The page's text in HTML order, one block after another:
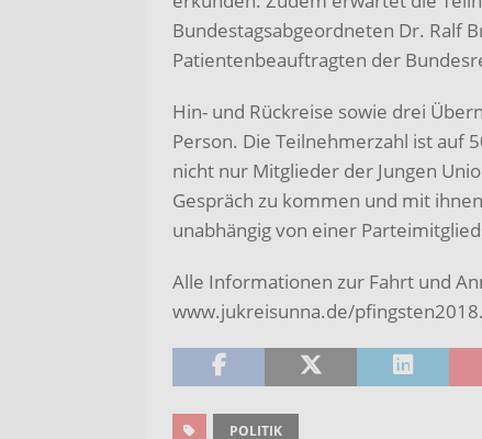
Bundestagsabgeordneten Dr. Ralf
Patientenbeauftragten der
Hin- und Rückreise sowie drei
Person. Die Teilnehmerzahl ist auf
nicht nur Mitglieder der Jungen
Gespräch zu kommen und mit
unabhängig von einer
Alle Informationen zur Fahrt und
www.jukreisunna.de/pfingsten2018.
POLITIK